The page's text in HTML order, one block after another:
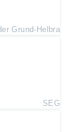
Grund-Helbra
SEG